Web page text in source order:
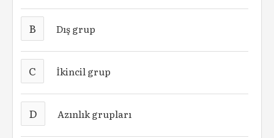
B Dış grup
C İkincil grup
D Azınlık grupları